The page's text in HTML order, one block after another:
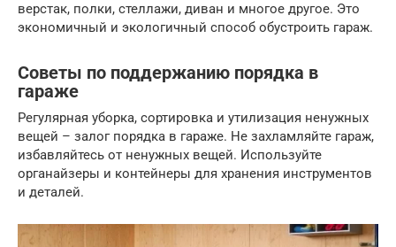
верстак, полки, стеллажи, диван и многое другое. Это
экономичный и экологичный способ обустроить гараж.
Советы по поддержанию порядка в
гараже
Регулярная уборка, сортировка и утилизация ненужных
вещей – залог порядка в гараже. Не захламляйте гараж,
избавляйтесь от ненужных вещей. Используйте
органайзеры и контейнеры для хранения инструментов
и деталей.